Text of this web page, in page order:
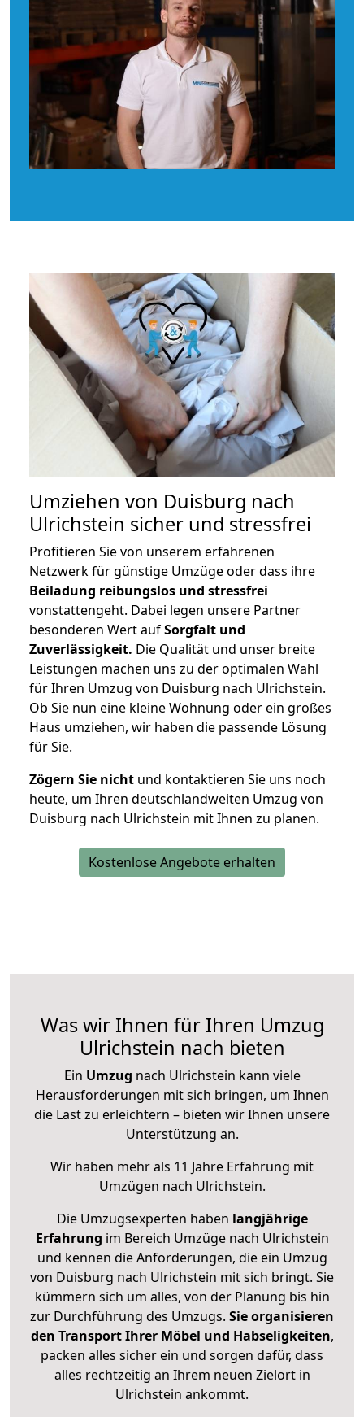
Umziehen von Duisburg nach
Ulrichstein sicher und stressfrei
Profitieren Sie von unserem erfahrenen
Netzwerk für günstige Umzüge oder dass ihre
Beiladung reibungslos und stressfrei
vonstattengeht. Dabei legen unsere Partner
besonderen Wert aufSorgfalt und
Zuverlässigkeit. Die Qualität und unser breite
Leistungen machen uns zu der optimalen Wahl
für Ihren Umzug von Duisburg nach Ulrichstein.
Ob Sie nun eine kleine Wohnung oder ein großes
Haus umziehen, wir haben die passende Lösung
für Sie.
Zögern Sie nicht und kontaktieren Sie uns noch
heute, um Ihren deutschlandweiten Umzug von
Duisburg nach Ulrichstein mit Ihnen zu planen.
Kostenlose Angebote erhalten
Was wir Ihnen für Ihren Umzug
Ulrichstein nach bieten
Ein Umzug nach Ulrichstein kann viele
Herausforderungen mit sich bringen, um Ihnen
die Last zu erleichtern – bieten wir Ihnen unsere
Unterstützung an.
Wir haben mehr als 11 Jahre Erfahrung mit
Umzügen nach Ulrichstein.
Die Umzugsexperten haben langjährige
Erfahrung im Bereich Umzüge nach Ulrichstein
und kennen die Anforderungen, die ein Umzug
von Duisburg nach Ulrichstein mit sich bringt. Sie
kümmern sich um alles, von der Planung bis hin
zur Durchführung des Umzugs. Sie organisieren
den Transport Ihrer Möbel und Habseligkeiten,
packen alles sicher ein und sorgen dafür, dass
alles rechtzeitig an Ihrem neuen Zielort in
Ulrichstein ankommt.